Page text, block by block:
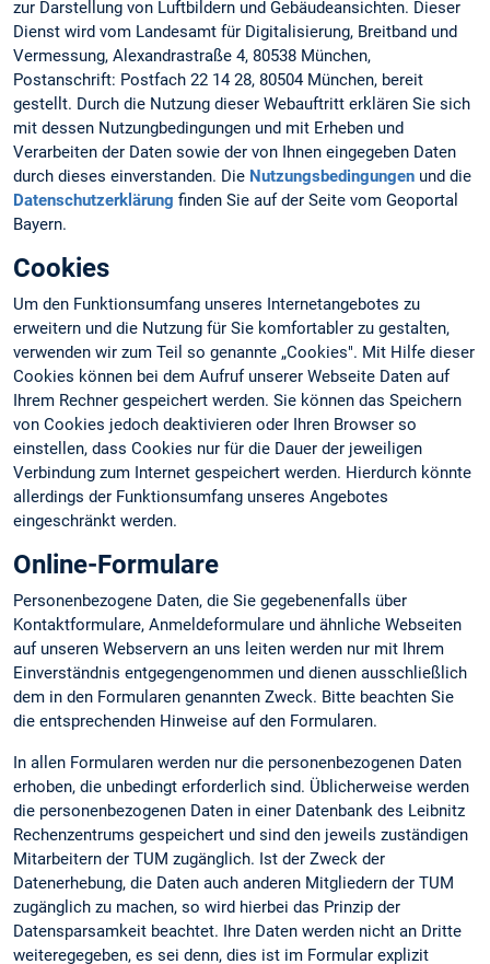
zur Darstellung von Luftbildern und Gebäudeansichten. Dieser
Dienst wird vom Landesamt für Digitalisierung, Breitband und
Vermessung, Alexandrastraße 4, 80538 München,
Postanschrift: Postfach 22 14 28, 80504 München, bereit
gestellt. Durch die Nutzung dieser Webauftritt erklären Sie sich
mit dessen Nutzungbedingungen und mit Erheben und
Verarbeiten der Daten sowie der von Ihnen eingegeben Daten
durch dieses einverstanden. Die Nutzungsbedingungen und die
Datenschutzerklärung finden Sie auf der Seite vom Geoportal
Bayern.
Cookies
Um den Funktionsumfang unseres Internetangebotes zu
erweitern und die Nutzung für Sie komfortabler zu gestalten,
verwenden wir zum Teil so genannte „Cookies". Mit Hilfe dieser
Cookies können bei dem Aufruf unserer Webseite Daten auf
Ihrem Rechner gespeichert werden. Sie können das Speichern
von Cookies jedoch deaktivieren oder Ihren Browser so
einstellen, dass Cookies nur für die Dauer der jeweiligen
Verbindung zum Internet gespeichert werden. Hierdurch könnte
allerdings der Funktionsumfang unseres Angebotes
eingeschränkt werden.
Online-Formulare
Personenbezogene Daten, die Sie gegebenenfalls über
Kontaktformulare, Anmeldeformulare und ähnliche Webseiten
auf unseren Webservern an uns leiten werden nur mit Ihrem
Einverständnis entgegengenommen und dienen ausschließlich
dem in den Formularen genannten Zweck. Bitte beachten Sie
die entsprechenden Hinweise auf den Formularen.
In allen Formularen werden nur die personenbezogenen Daten
erhoben, die unbedingt erforderlich sind. Üblicherweise werden
die personenbezogenen Daten in einer Datenbank des Leibnitz
Rechenzentrums gespeichert und sind den jeweils zuständigen
Mitarbeitern der TUM zugänglich. Ist der Zweck der
Datenerhebung, die Daten auch anderen Mitgliedern der TUM
zugänglich zu machen, so wird hierbei das Prinzip der
Datensparsamkeit beachtet. Ihre Daten werden nicht an Dritte
weiteregegeben, es sei denn, dies ist im Formular explizit